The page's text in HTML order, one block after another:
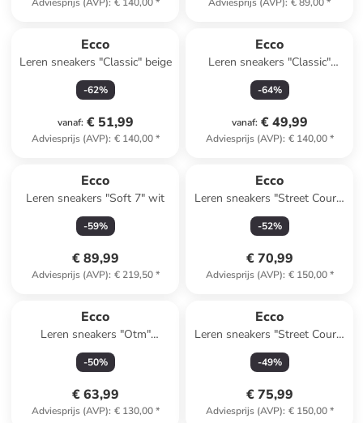
Ecco
Leren sneakers "Classic" beige
-62%
vanaf: € 51,99
Adviesprijs (AVP): € 140,00*
Ecco
Leren sneakers "Classic"
donkerblauw/wit
-64%
vanaf: € 49,99
Adviesprijs (AVP): € 140,00*
Ecco
Leren sneakers "Soft 7" wit
-59%
€ 89,99
Adviesprijs (AVP): € 219,50*
Ecco
Leren sneakers "Street Court"
wit/zwart/geel
-52%
€ 70,99
Adviesprijs (AVP): € 150,00*
Ecco
Leren sneakers "Otm"
wit/beige/donkerblauw
-50%
€ 63,99
Adviesprijs (AVP): € 130,00*
Ecco
Leren sneakers "Street Court"
wit/lichtblauw
-49%
€ 75,99
Adviesprijs (AVP): € 150,00*